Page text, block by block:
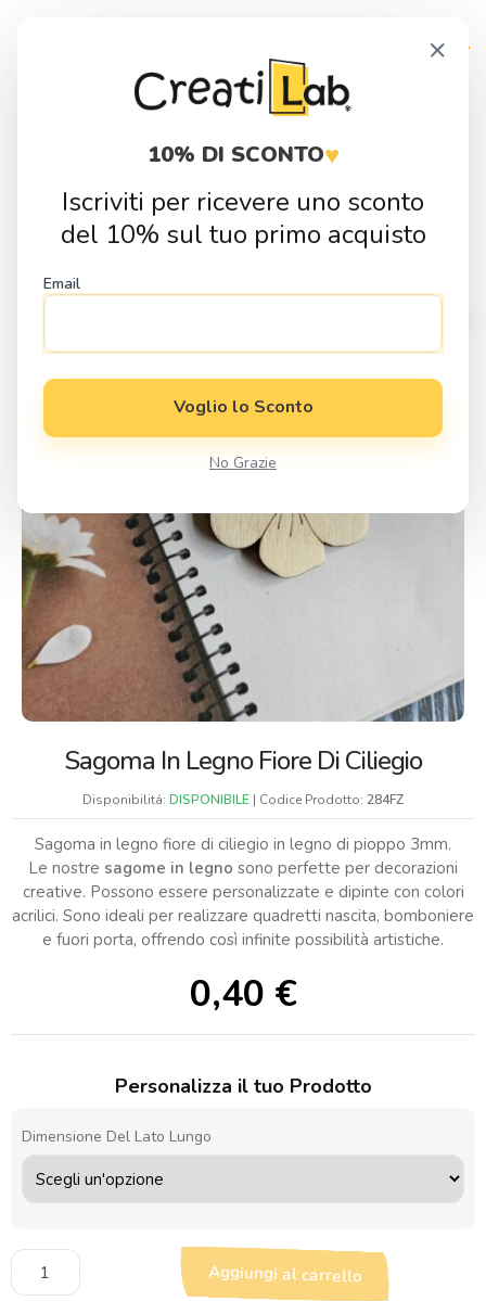
Home Fai da Te Sagome in Legno Natura
Sagoma in legno
fiore di ciliegio
Sagoma In Legno Fiore Di Ciliegio
Disponibilitá: DISPONIBILE | Codice Prodotto: 284FZ
Sagoma in legno fiore di ciliegio in legno di pioppo 3mm.
Le nostre sagome in legno sono perfette per decorazioni
creative. Possono essere personalizzate e dipinte con colori
acrilici. Sono ideali per realizzare quadretti nascita, bomboniere
e fuori porta, offrendo così infinite possibilità artistiche.
0,40 €
Personalizza il tuo Prodotto
Dimensione Del Lato Lungo
Sagoma
in
Aggiungi al carrello
×
10% DI SCONTO♥
Iscriviti per ricevere uno sconto
del 10% sul tuo primo acquisto
Email
Voglio lo Sconto
No Grazie